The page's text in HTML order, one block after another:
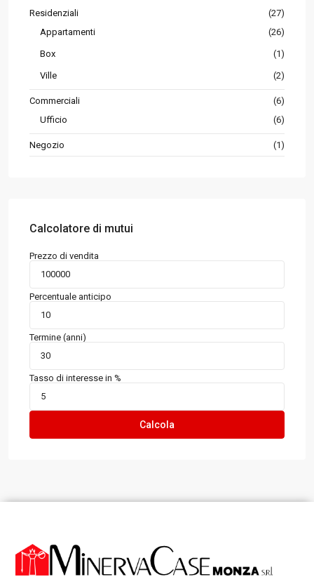
Residenziali
(27)
Appartamenti
(26)
Box (1)
Ville (2)
Commerciali
(6)
Ufficio
(6)
Negozio (1)
Calcolatore di mutui
Prezzo di vendita
Percentuale anticipo
Termine (anni)
Tasso di interesse in %
Calcola